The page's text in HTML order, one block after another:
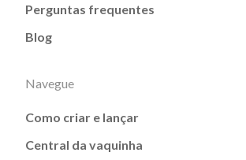
Perguntas frequentes
Blog
Navegue
Como criar e lançar
Central da vaquinha